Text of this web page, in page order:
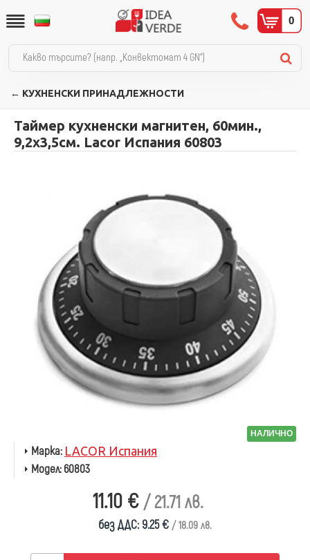
0
← КУХНЕНСКИ ПРИНАДЛЕЖНОСТИ
Таймер кухненски магнитен, 60мин.,
9,2х3,5см. Lacor Испания 60803
НАЛИЧНО
11.10 € / 21.71 лв.
без ДДС: 9.25 € / 18.09 лв.
Марка: LACOR Испания
Модел:60803